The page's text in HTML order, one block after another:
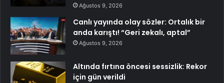
Ağustos 9, 2026
Canlı yayında olay sözler: Ortalık bir
anda karıştı! “Geri zekalı, aptal”
Ağustos 9, 2026
Altında fırtına öncesi sessizlik: Rekor
için gün verildi